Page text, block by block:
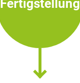
Fertigstellung